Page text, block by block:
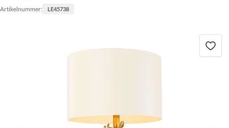
Artikelnummer: LE45738